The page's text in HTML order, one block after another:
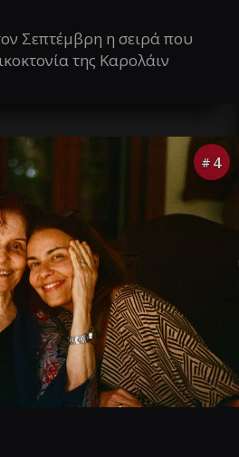
Σεπτέμβρη η σειρά που
της Καρολάιν
# 4